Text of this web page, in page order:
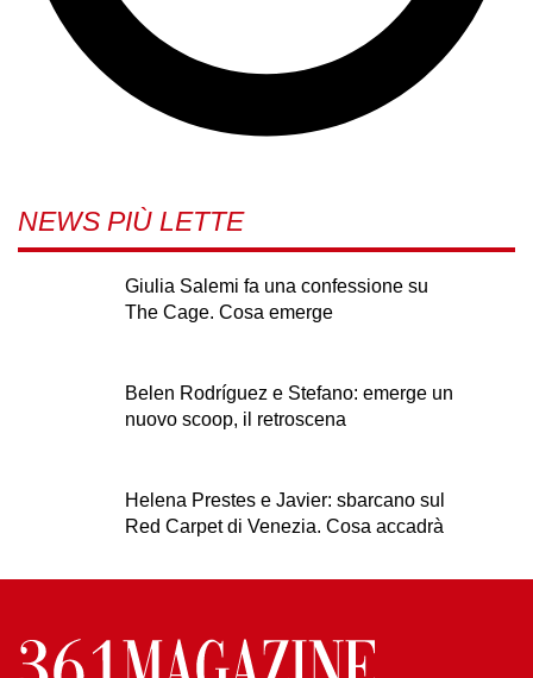
NEWS PIÙ LETTE
Giulia Salemi fa una confessione su
The Cage. Cosa emerge
Belen Rodríguez e Stefano: emerge un
nuovo scoop, il retroscena
Helena Prestes e Javier: sbarcano sul
Red Carpet di Venezia. Cosa accadrà